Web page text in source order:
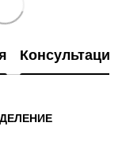
Консультация